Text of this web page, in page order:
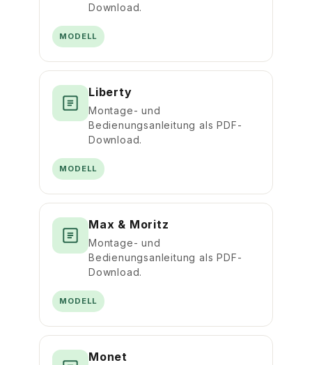
Download.
MODELL
Liberty
Montage- und
Bedienungsanleitung als PDF-
Download.
MODELL
Max & Moritz
Montage- und
Bedienungsanleitung als PDF-
Download.
MODELL
Monet